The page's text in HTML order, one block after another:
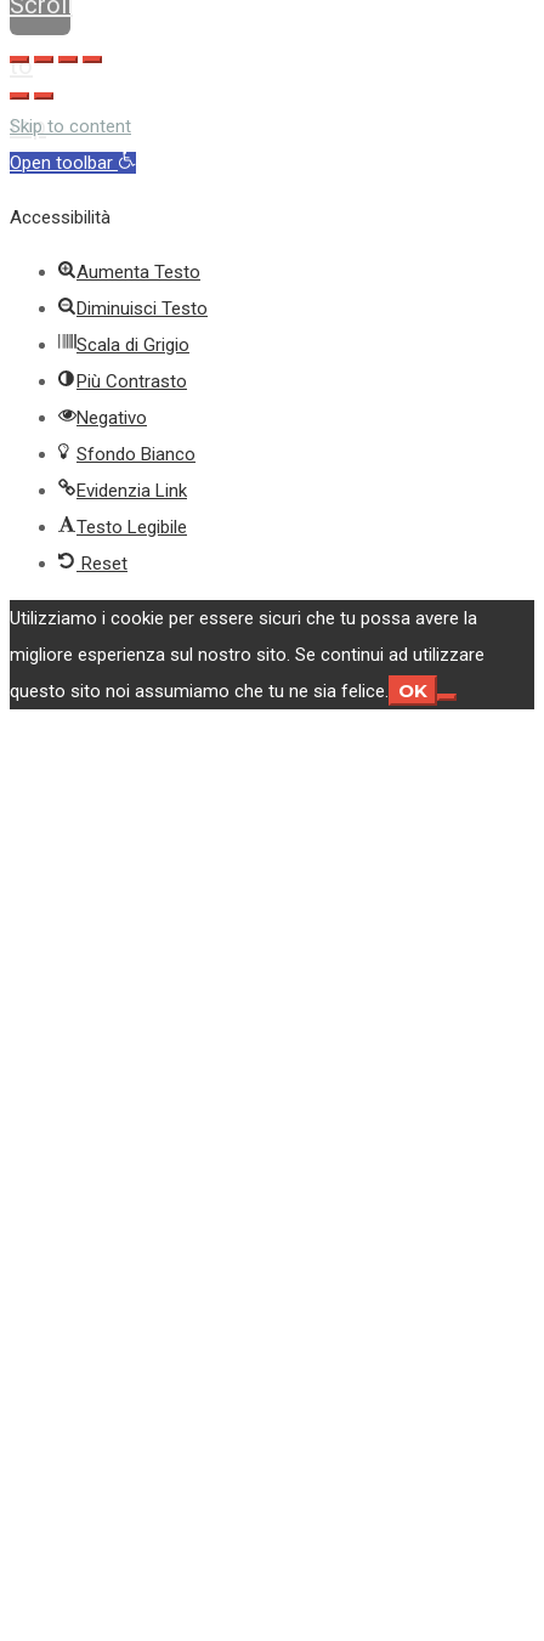
to
top
Skip to content
Open toolbar
Accessibilità
Aumenta Testo
Diminuisci Testo
Scala di Grigio
Più Contrasto
Negativo
Sfondo Bianco
Evidenzia Link
Testo Legibile
Reset
Utilizziamo i cookie per essere sicuri che tu possa avere la
migliore esperienza sul nostro sito. Se continui ad utilizzare
questo sito noi assumiamo che tu ne sia felice. OK